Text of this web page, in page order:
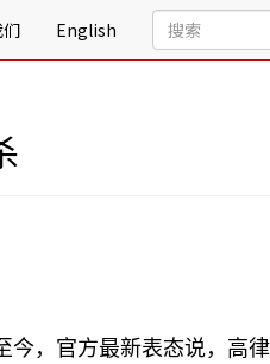
English
今，官方最新表态说，高